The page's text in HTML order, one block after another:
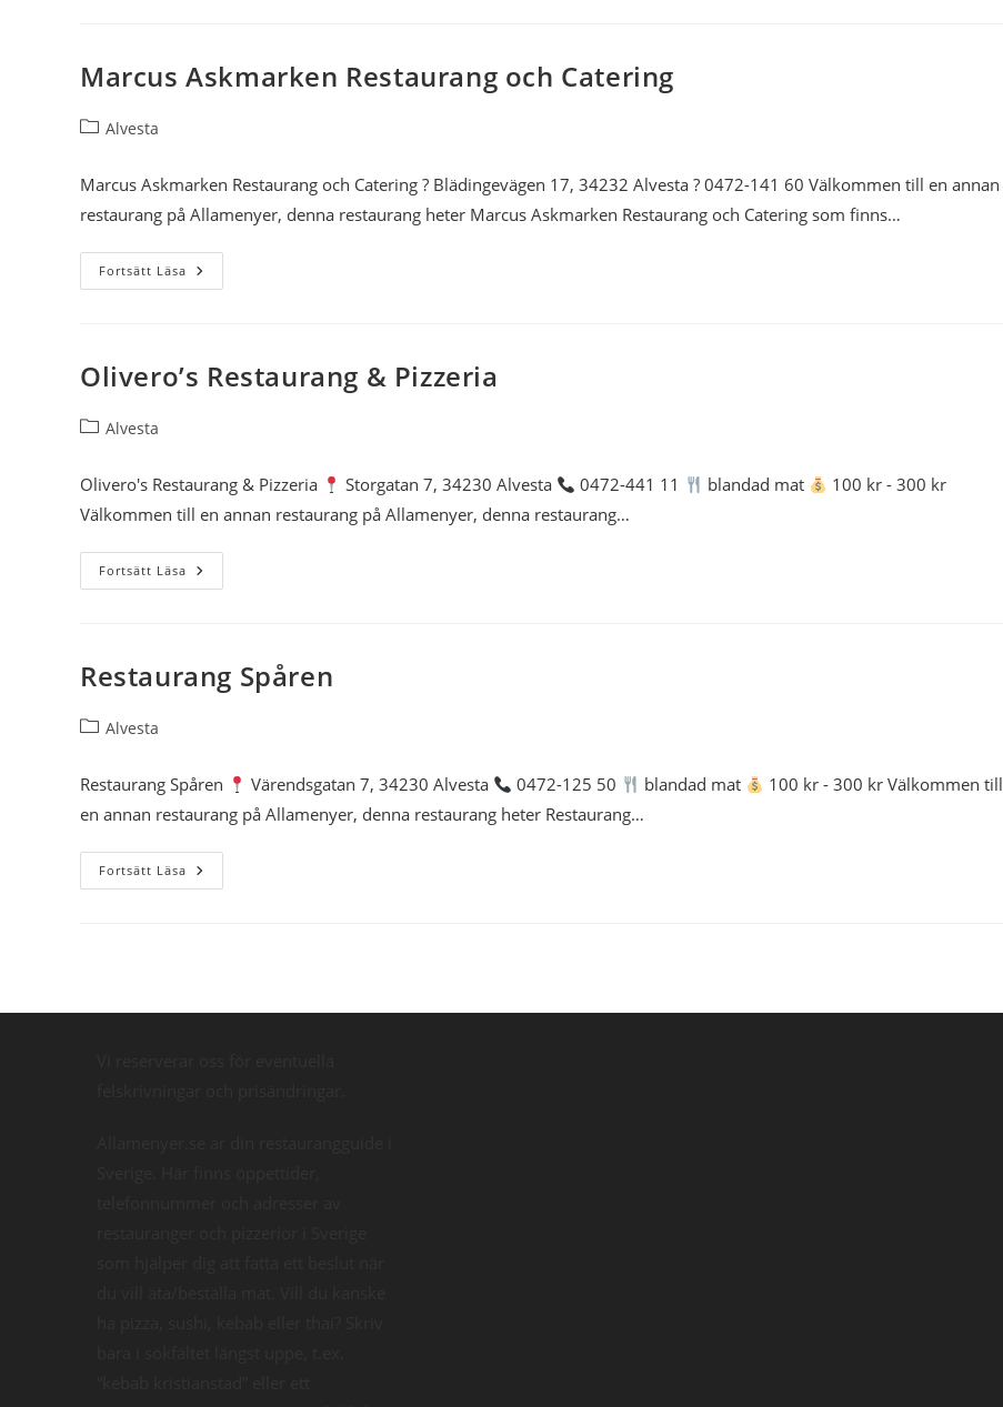
Marcus Askmarken Restaurang och Catering
Inläggskategori:
Alvesta
Marcus Askmarken Restaurang och Catering ? Blädingevägen 17, 34232 Alvesta ? 0472-141 60 Välkommen till en annan
restaurang på Allamenyer, denna restaurang heter Marcus Askmarken Restaurang och Catering som finns…
Fortsätt Läsa Marcus
Askmarken
Olivero’s Restaurang & Pizzeria
Inläggskategori:
Alvesta
Olivero's Restaurang & Pizzeria Storgatan 7, 34230 Alvesta 0472-441 11 blandad mat
100 kr - 300 kr
Välkommen till en annan restaurang på Allamenyer, denna restaurang…
Fortsätt Läsa Olivero’s
Restaurang
Restaurang Spåren
Inläggskategori:
Alvesta
Restaurang Spåren Värendsgatan 7, 34230 Alvesta 0472-125 50 blandad mat
100 kr - 300 kr Välkommen till
en annan restaurang på Allamenyer, denna restaurang heter Restaurang…
Fortsätt Läsa Restaurang
Spåren